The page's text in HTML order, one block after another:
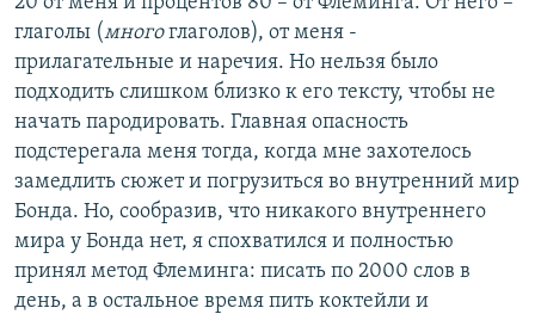
глаголы (многоглаголов), от меня -
прилагательные и наречия. Но нельзя было
подходить слишком близко к его тексту, чтобы не
начать пародировать. Главная опасность
подстерегала меня тогда, когда мне захотелось
замедлить сюжет и погрузиться во внутренний мир
Бонда. Но, сообразив, что никакого внутреннего
мира у Бонда нет, я спохватился и полностью
принял метод Флеминга: писать по 2000 слов в
день, а в остальное время пить коктейли и